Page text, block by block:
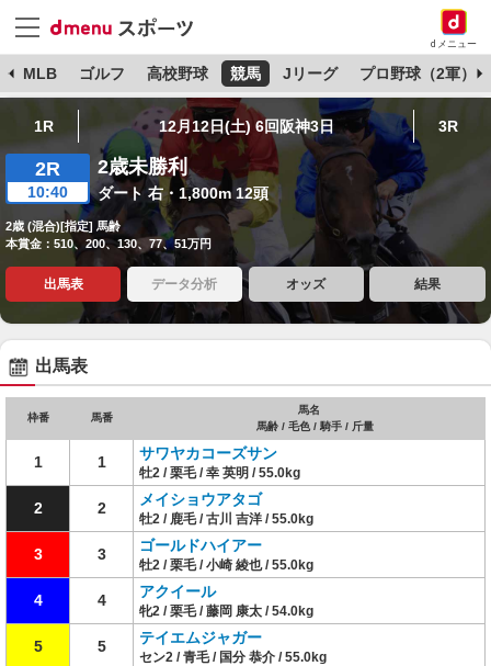
dメニュー
MLB ゴルフ 高校野球 競馬 Jリーグ プロ野球（2軍）
1R 12月12日(土) 6回阪神3日 3R
2R
10:40
2歳未勝利
ダート 右・1,800m 12頭
2歳 (混合)[指定] 馬齢
本賞金：510、200、130、77、51万円
出馬表 データ分析 オッズ 結果
出馬表
枠番 馬番
馬名
馬齢 / 毛色 / 騎手 / 斤量
1 1 サワヤカコーズサン
牡2 / 栗毛 / 幸 英明 / 55.0kg
2 2 メイショウアタゴ
牡2 / 鹿毛 / 古川 吉洋 / 55.0kg
3 3 ゴールドハイアー
牡2 / 栗毛 / 小崎 綾也 / 55.0kg
4 4 アクイール
牝2 / 栗毛 / 藤岡 康太 / 54.0kg
5 5 テイエムジャガー
セン2 / 青毛 / 国分 恭介 / 55.0kg